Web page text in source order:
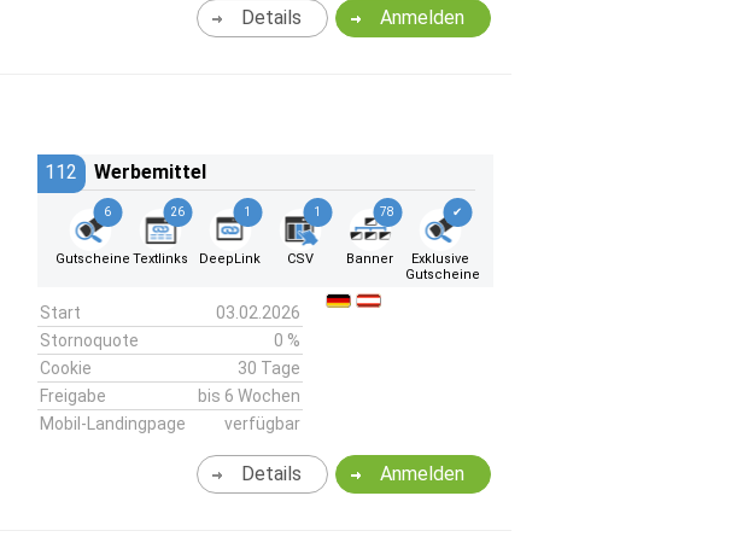
Anmelden
Details
112 Werbemittel
6
Gutscheine
26
Textlinks
1
DeepLink
1
CSV
78
Banner
✔
Exklusive
Gutscheine
Start
03.02.2026
Stornoquote
0 %
Cookie
30 Tage
Freigabe
bis 6 Wochen
Mobil-Landingpage
verfügbar
Anmelden
Details